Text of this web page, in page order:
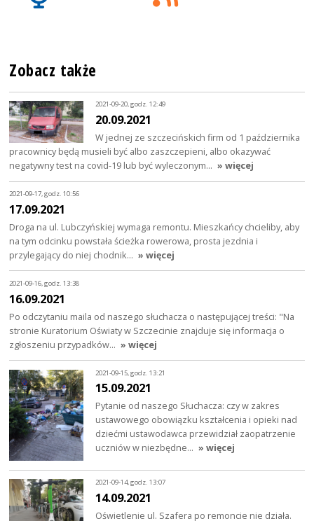
Zobacz także
2021-09-20, godz. 12:49
20.09.2021
W jednej ze szczecińskich firm od 1 października
pracownicy będą musieli być albo zaszczepieni, albo okazywać
negatywny test na covid-19 lub być wyleczonym… » więcej
2021-09-17, godz. 10:56
17.09.2021
Droga na ul. Lubczyńskiej wymaga remontu. Mieszkańcy chcieliby, aby
na tym odcinku powstała ścieżka rowerowa, prosta jezdnia i
przylegający do niej chodnik… » więcej
2021-09-16, godz. 13:38
16.09.2021
Po odczytaniu maila od naszego słuchacza o następującej treści: "Na
stronie Kuratorium Oświaty w Szczecinie znajduje się informacja o
zgłoszeniu przypadków… » więcej
2021-09-15, godz. 13:21
15.09.2021
Pytanie od naszego Słuchacza: czy w zakres
ustawowego obowiązku kształcenia i opieki nad
dziećmi ustawodawca przewidział zaopatrzenie
uczniów w niezbędne… » więcej
2021-09-14, godz. 13:07
14.09.2021
Oświetlenie ul. Szafera po remoncie nie działa.